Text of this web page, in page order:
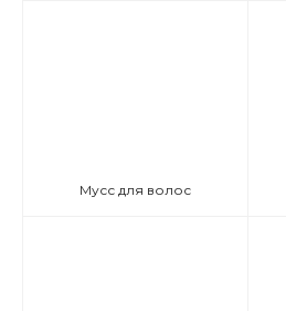
Мусс для волос